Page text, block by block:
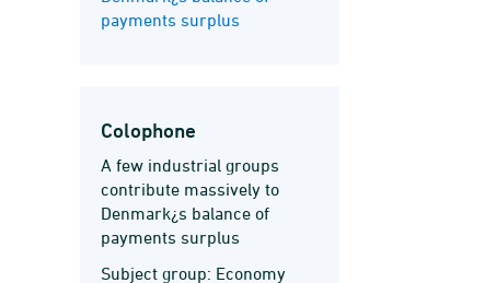
payments surplus
Colophone
A few industrial groups
contribute massively to
Denmark¿s balance of
payments surplus
Subject group: Economy